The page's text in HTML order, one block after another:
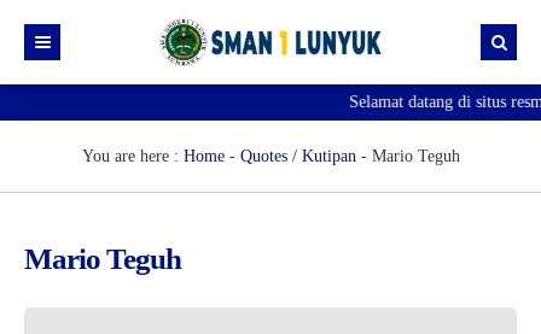
Profil
Visi & Misi
Selamat datang di situs
You are here : Home- Quotes / Kutipan- Mario Teguh
Mario Teguh